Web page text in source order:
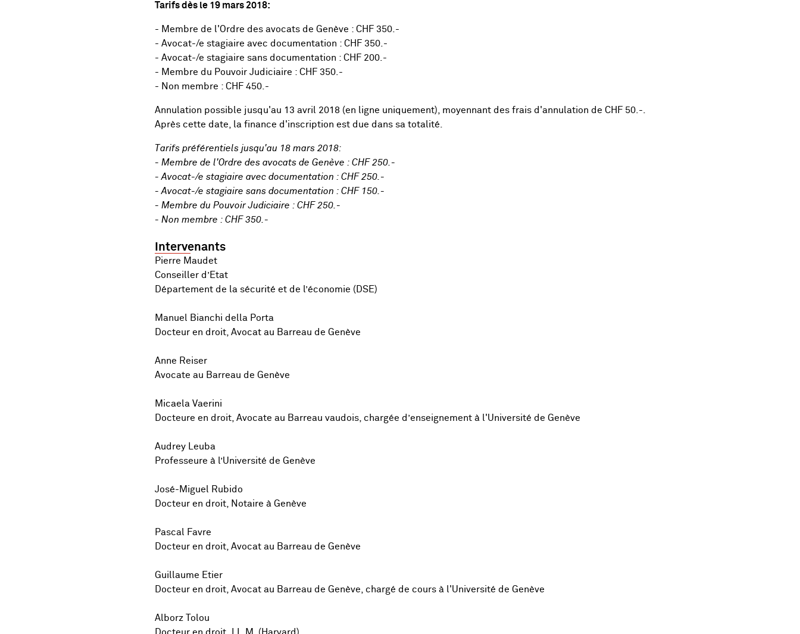
Tarifs dès le 19 mars 2018:
- Membre de l'Ordre des avocats de Genève : CHF 350.-
- Avocat-/e stagiaire avec documentation : CHF 350.-
- Avocat-/e stagiaire sans documentation : CHF 200.-
- Membre du Pouvoir Judiciaire : CHF 350.-
- Non membre : CHF 450.-
Annulation possible jusqu'au 13 avril 2018 (en ligne uniquement), moyennant des frais d'annulation de CHF 50.-.
Après cette date, la finance d'inscription est due dans sa totalité.
Tarifs préférentiels jusqu'au 18 mars 2018:
- Membre de l'Ordre des avocats de Genève : CHF 250.-
- Avocat-/e stagiaire avec documentation : CHF 250.-
- Avocat-/e stagiaire sans documentation : CHF 150.-
- Membre du Pouvoir Judiciaire : CHF 250.-
- Non membre : CHF 350.-
Intervenants
Pierre Maudet
Conseiller d’Etat
Département de la sécurité et de l’économie (DSE)
Manuel Bianchi della Porta
Docteur en droit, Avocat au Barreau de Genève
Anne Reiser
Avocate au Barreau de Genève
Micaela Vaerini
Docteure en droit, Avocate au Barreau vaudois, chargée d’enseignement à l'Université de Genève
Audrey Leuba
Professeure à l’Université de Genève
José-Miguel Rubido
Docteur en droit, Notaire à Genève
Pascal Favre
Docteur en droit, Avocat au Barreau de Genève
Guillaume Etier
Docteur en droit, Avocat au Barreau de Genève, chargé de cours à l'Université de Genève
Alborz Tolou